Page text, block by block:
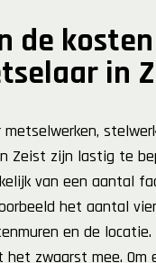
de
in
Zeist zijn lastig te
van een aantal
het aantal
en de
zwaarst mee. Om